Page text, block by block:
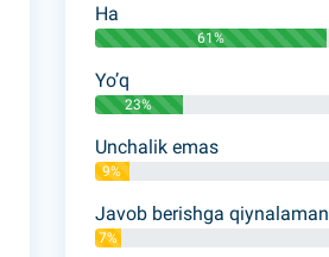
Ha
61%
Yo’q
23%
Unchalik emas
9%
Javob berishga qiynalaman
7%